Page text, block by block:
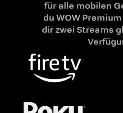
für alle mobilen
du WOW
dir zwei Streams